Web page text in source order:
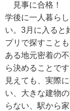
見事に合格！
学後に一人暮ら
い。3月に入ると
プリで探すこと
ある地元密着の
ら決めることで
見えても、実際
い、大きな建物
らない、駅から